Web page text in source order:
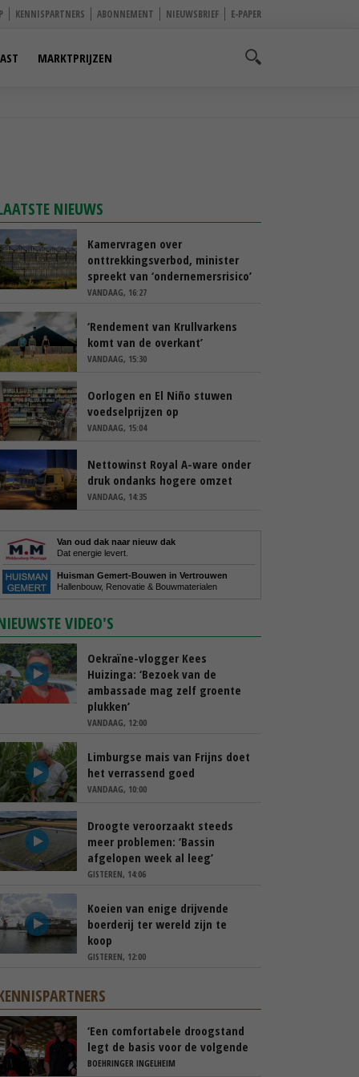
KENNISPARTNERS ABONNEMENT NIEUWSBRIEF E-PAPER
MARKTPRIJZEN
NIEUWS
Kamervragen over
onttrekkingsverbod, minister
spreekt van ‘ondernemersrisico’
VANDAAG, 16:27
‘Rendement van Krullvarkens
komt van de overkant’
VANDAAG, 15:30
Oorlogen en El Niño stuwen
voedselprijzen op
VANDAAG, 15:04
Nettowinst Royal A-ware onder
druk ondanks hogere omzet
VANDAAG, 14:35
Van oud dak naar nieuw dak
Dat energie levert.
Huisman Gemert-Bouwen in Vertrouwen
Hallenbouw, Renovatie & Bouwmaterialen
VIDEO'S
Oekraïne-vlogger Kees
Huizinga: ‘Bezoek van de
ambassade mag zelf groente
plukken’
VANDAAG, 12:00
Limburgse mais van Frijns doet
het verrassend goed
VANDAAG, 10:00
Droogte veroorzaakt steeds
meer problemen: ‘Bassin
afgelopen week al leeg’
GISTEREN, 14:06
Koeien van enige drijvende
boerderij ter wereld zijn te
koop
GISTEREN, 12:00
‘Een comfortabele droogstand
legt de basis voor de volgende
lactatie’
BOEHRINGER INGELHEIM